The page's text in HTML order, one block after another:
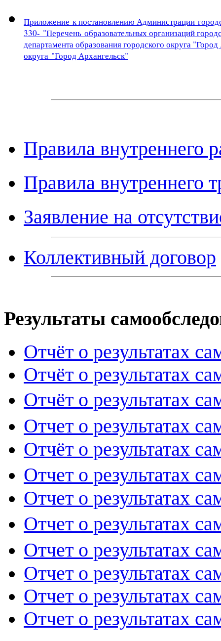
Приложение к постановлению Администрации
330- "Перечень образовательных организаций
департамента образования городского округа
округа "Город Архангельск"
Правила внутреннего
Правила внутреннего
Заявление на
Коллективный договор
Результаты
Отчёт о результатах
Отчёт о результатах
Отчёт о результатах
Отчет о результатах
Отчёт о результатах
Отчет о результатах
Отчет о результатах
Отчет о результатах
Отчет о результатах
Отчет о результатах
Отчет о результатах
Отчет о результатах